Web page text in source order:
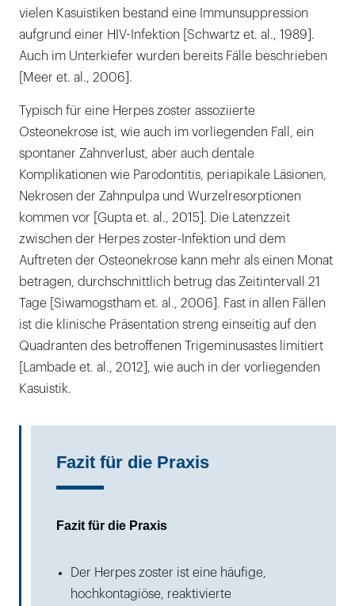
vielen Kasuistiken bestand eine Immunsuppression
aufgrund einer HIV-Infektion [Schwartz et. al., 1989].
Auch im Unterkiefer wurden bereits Fälle beschrieben
[Meer et. al., 2006].
Typisch für eine Herpes zoster assoziierte
Osteonekrose ist, wie auch im vorliegenden Fall, ein
spontaner Zahnverlust, aber auch dentale
Komplikationen wie Parodontitis, periapikale Läsionen,
Nekrosen der Zahnpulpa und Wurzelresorptionen
kommen vor [Gupta et. al., 2015]. Die Latenzzeit
zwischen der Herpes zoster-Infektion und dem
Auftreten der Osteonekrose kann mehr als einen Monat
betragen, durchschnittlich betrug das Zeitintervall 21
Tage [Siwamogstham et. al., 2006]. Fast in allen Fällen
ist die klinische Präsentation streng einseitig auf den
Quadranten des betroffenen Trigeminusastes limitiert
[Lambade et. al., 2012], wie auch in der vorliegenden
Kasuistik.
Fazit für die Praxis
Fazit für die Praxis
Der Herpes zoster ist eine häufige,
hochkontagiöse, reaktivierte